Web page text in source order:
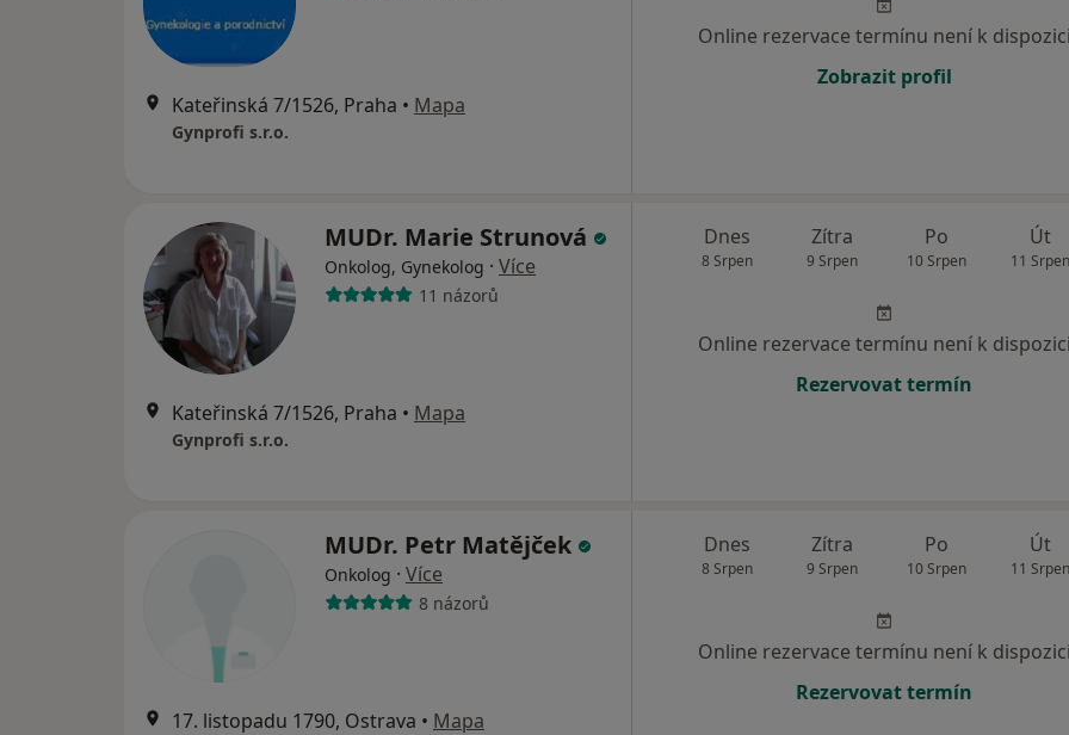
Kateřinská 7/1526, Praha • Mapa
Gynprofi s.r.o.
Online rezervace termínu není k dispozici
Zobrazit profil
MUDr. Marie Strunová
Onkolog, Gynekolog · Více
11 názorů
Kateřinská 7/1526, Praha • Mapa
Gynprofi s.r.o.
Dnes
8 Srpen
Zítra
9 Srpen
Po
10 Srpen
Út
11 Srpen
Online rezervace termínu není k dispozici
Rezervovat termín
MUDr. Petr Matějček
Onkolog · Více
8 názorů
17. listopadu 1790, Ostrava • Mapa
Dnes
8 Srpen
Zítra
9 Srpen
Po
10 Srpen
Út
11 Srpen
Online rezervace termínu není k dispozici
Rezervovat termín